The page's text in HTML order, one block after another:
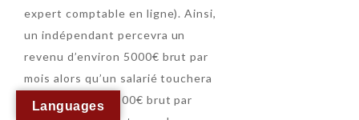
expert comptable en ligne). Ainsi,
un indépendant percevra un
revenu d’environ 5000€ brut par
mois alors qu’un salarié touchera
entre 2500 et 7300€ brut par
Languages